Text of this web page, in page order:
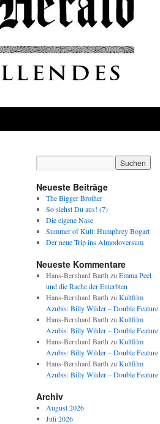
Neueste Beiträge
The Bigger Brother
So siehst Du aus! (7)
Die eigene Nase
Summer of Kult: Humphrey Bogart
Der neue Trip ins Almodoversum
Neueste Kommentare
Hans-Bernhard Barth zu Emma Peel
und die Rache der Enterbten
Hans-Bernhard Barth zu Kultfilm
Azubis: Billy Wilder – Double Feature
Hans-Bernhard Barth zu Kultfilm
Azubis: Billy Wilder – Double Feature
Hans-Bernhard Barth zu Kultfilm
Azubis: Billy Wilder – Double Feature
Hans-Bernhard Barth zu Kultfilm
Azubis: Billy Wilder – Double Feature
Archiv
August 2026
Juli 2026